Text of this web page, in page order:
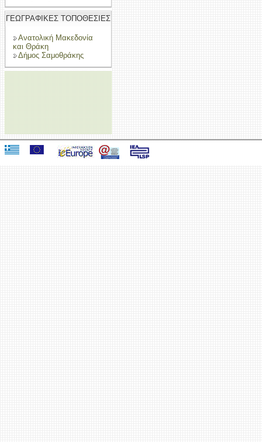
ΓΕΩΓΡΑΦΙΚΕΣ ΤΟΠΟΘΕΣΙΕΣ
Ανατολική Μακεδονία
και Θράκη
Δήμος Σαμοθράκης